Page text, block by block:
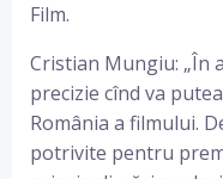
Film.
Cristian Mungiu: „În
precizie cînd va
România a filmului.
potrivite pentru